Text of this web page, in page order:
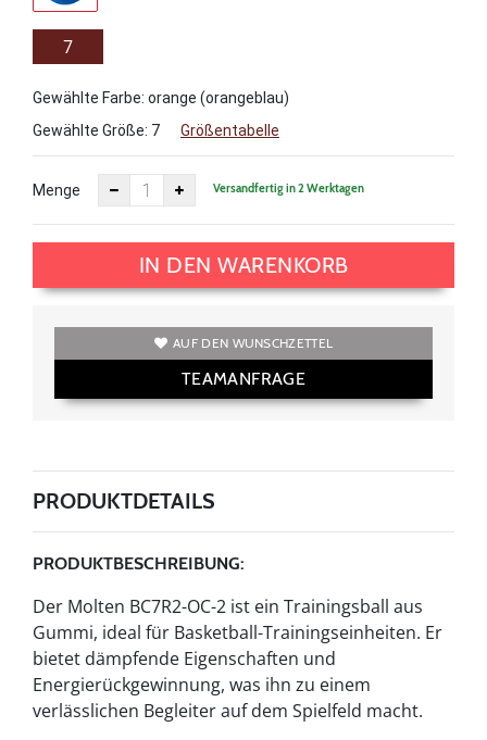
7
Gewählte Farbe: orange (orangeblau)
Gewählte Größe: 7 Größentabelle
Menge Versandfertig in 2 Werktagen
IN DEN WARENKORB
AUF DEN WUNSCHZETTEL
TEAMANFRAGE
PRODUKTDETAILS
PRODUKTBESCHREIBUNG:
Der Molten BC7R2-OC-2 ist ein Trainingsball aus
Gummi, ideal für Basketball-Trainingseinheiten. Er
bietet dämpfende Eigenschaften und
Energierückgewinnung, was ihn zu einem
verlässlichen Begleiter auf dem Spielfeld macht.